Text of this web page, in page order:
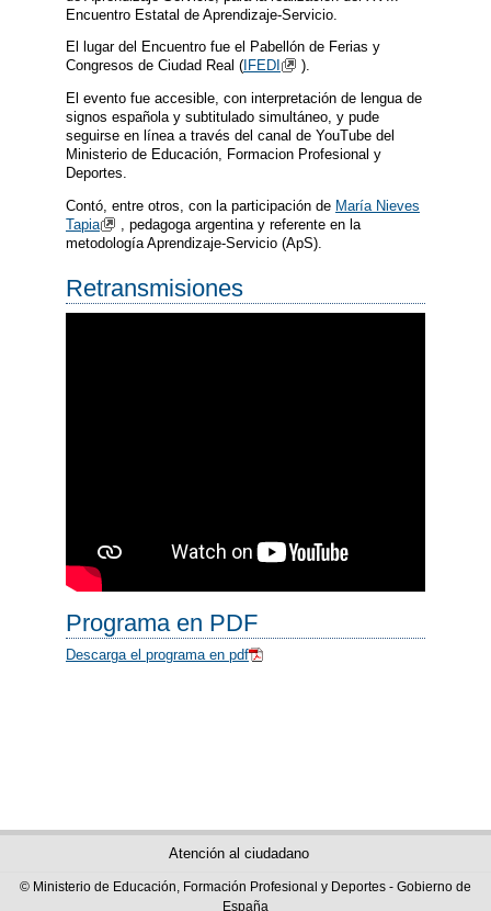
Encuentro Estatal de Aprendizaje-Servicio.
El lugar del Encuentro fue el Pabellón de Ferias y
Congresos de Ciudad Real ( IFEDI
).
El evento fue accesible, con interpretación de lengua de
signos española y subtitulado simultáneo, y pude
seguirse en línea a través del canal de YouTube del
Ministerio de Educación, Formacion Profesional y
Deportes.
Contó, entre otros, con la participación de María Nieves
Tapia
, pedagoga argentina y referente en la
metodología Aprendizaje-Servicio (ApS).
Retransmisiones
Programa en PDF
Descarga el programa en pdf
Atención al ciudadano
© Ministerio de Educación, Formación Profesional y Deportes - Gobierno de
España